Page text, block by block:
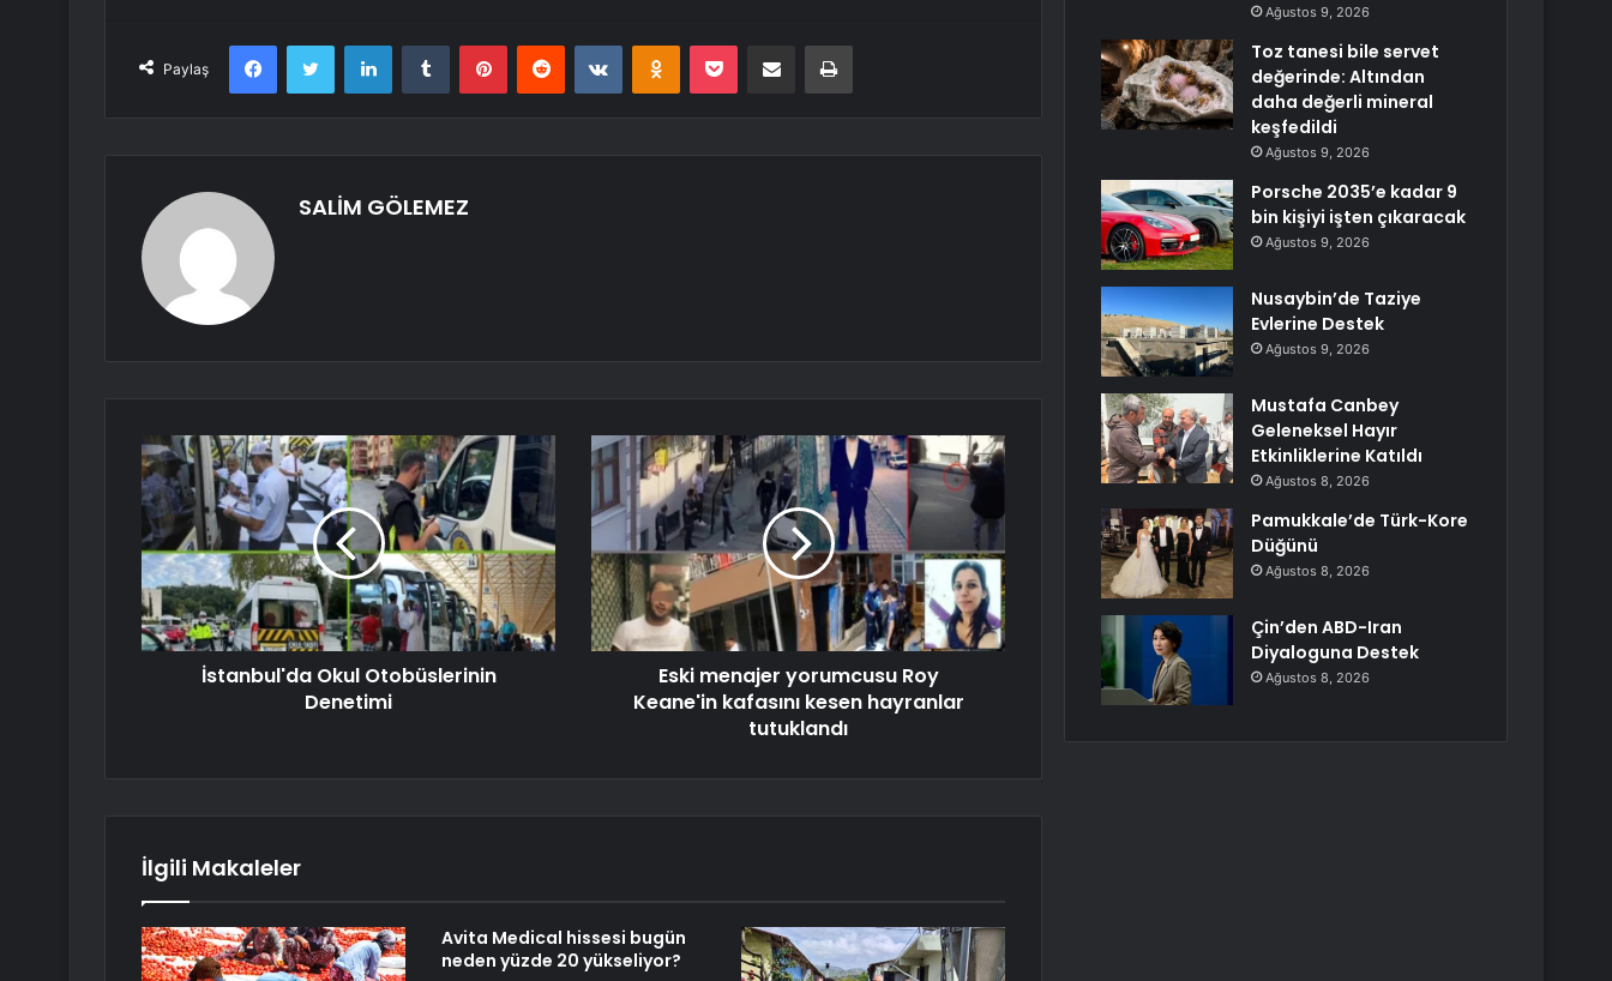
Paylaş
FacebookTwitter LinkedInTumblr PinterestReddit VKontakteOdnoklassniki
Pocket E-Posta ile paylaş Yazdır
SALİM GÖLEMEZ
İstanbul'da Okul Otobüslerinin
Denetimi
Eski menajer yorumcusu Roy
Keane'in kafasını kesen hayranlar
tutuklandı
İlgili Makaleler
Avita Medical hissesi bugün
neden yüzde 20 yükseliyor?
Ağustos 9, 2026
Toz tanesi bile servet
değerinde: Altından
daha değerli mineral
keşfedildi
Ağustos 9, 2026
Porsche 2035’e kadar 9
bin kişiyi işten çıkaracak
Ağustos 9, 2026
Nusaybin’de Taziye
Evlerine Destek
Ağustos 9, 2026
Mustafa Canbey
Geleneksel Hayır
Etkinliklerine Katıldı
Ağustos 8, 2026
Pamukkale’de Türk-Kore
Düğünü
Ağustos 8, 2026
Çin’den ABD-Iran
Diyaloguna Destek
Ağustos 8, 2026